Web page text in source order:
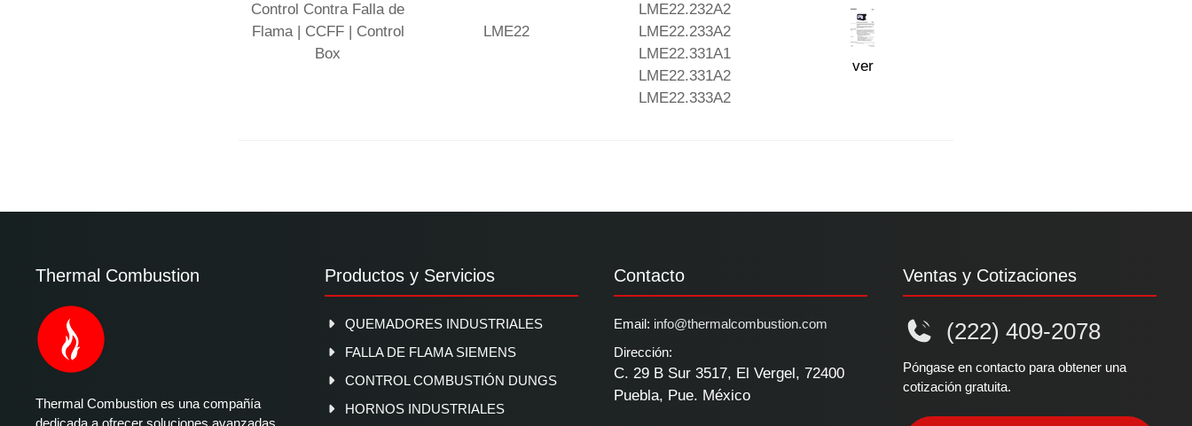
Control Contra Falla de
Flama | CCFF | Control
Box
LME22
LME22.232A2
LME22.233A2
LME22.331A1
LME22.331A2
LME22.333A2
ver
Thermal Combustion
Thermal Combustion es una compañía
dedicada a ofrecer soluciones avanzadas
Productos y Servicios
QUEMADORES INDUSTRIALES
FALLA DE FLAMA SIEMENS
CONTROL COMBUSTIÓN DUNGS
HORNOS INDUSTRIALES
Contacto
Email: info@thermalcombustion.com
Dirección:
C. 29 B Sur 3517, El Vergel, 72400
Puebla, Pue. México
Ventas y Cotizaciones
(222) 409-2078
Póngase en contacto para obtener una
cotización gratuita.